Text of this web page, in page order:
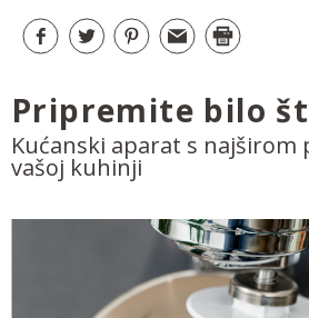
Pripremite bilo
Kućanski aparat s najširom
vašoj kuhinji